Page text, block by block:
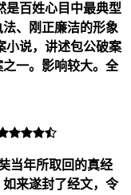
是百姓心目中最典型
、刚正廉洁的形象
小说，讲述包公破案
一。影响较大。全
当年所取回的真经
来遂封了经文，令